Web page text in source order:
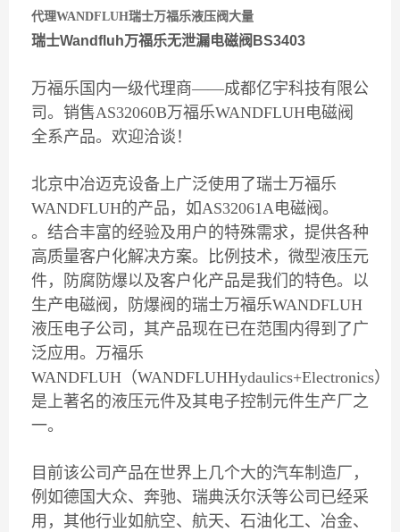
代理WANDFLUH瑞士万福乐液压阀大量
瑞士Wandfluh万福乐无泄漏电磁阀BS3403
万福乐国内一级代理商——成都亿宇科技有限公
司。销售AS32060B万福乐WANDFLUH电磁阀
全系产品。欢迎洽谈！
北京中冶迈克设备上广泛使用了瑞士万福乐
WANDFLUH的产品，如AS32061A电磁阀。
。结合丰富的经验及用户的特殊需求，提供各种
高质量客户化解决方案。比例技术，微型液压元
件，防腐防爆以及客户化产品是我们的特色。以
生产电磁阀，防爆阀的瑞士万福乐WANDFLUH
液压电子公司，其产品现在已在范围内得到了广
泛应用。万福乐
WANDFLUH（WANDFLUHHydaulics+Electronics）
是上著名的液压元件及其电子控制元件生产厂之
一。
目前该公司产品在世界上几个大的汽车制造厂，
例如德国大众、奔驰、瑞典沃尔沃等公司已经采
用，其他行业如航空、航天、石油化工、冶金、